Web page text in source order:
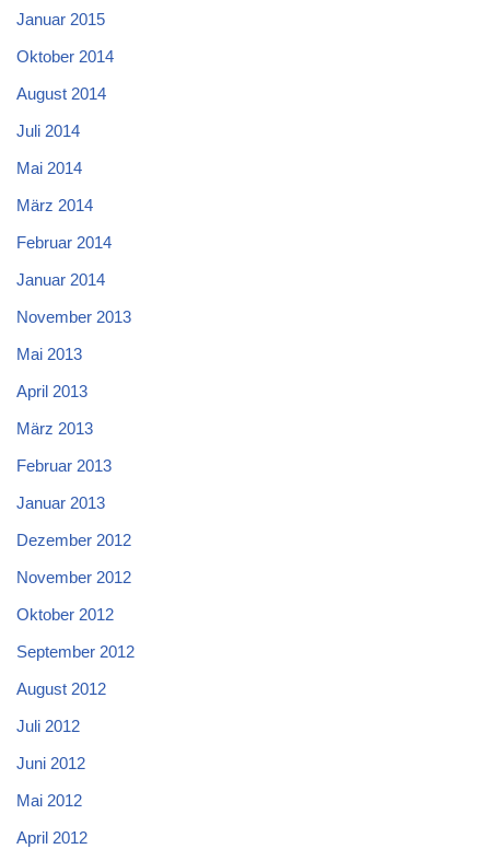
Januar 2015
Oktober 2014
August 2014
Juli 2014
Mai 2014
März 2014
Februar 2014
Januar 2014
November 2013
Mai 2013
April 2013
März 2013
Februar 2013
Januar 2013
Dezember 2012
November 2012
Oktober 2012
September 2012
August 2012
Juli 2012
Juni 2012
Mai 2012
April 2012